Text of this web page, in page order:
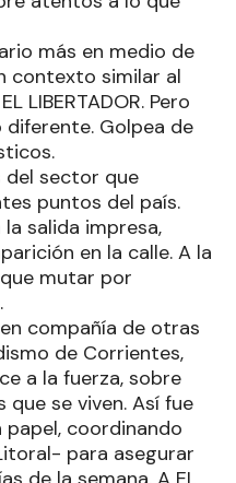
más en medio de
contexto similar al
LIBERTADOR. Pero
Golpea de
del sector que
puntos del país.
salida impresa,
en la calle. A la
mutar por
compañía de otras
de Corrientes,
a la fuerza, sobre
se viven. Así fue
coordinando
para asegurar